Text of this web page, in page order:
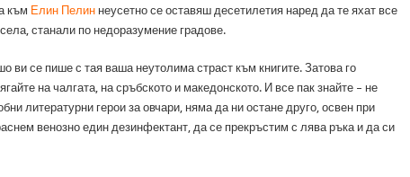
към Елин Пелиннеусетно се оставяш десетилетия наред да те яхат все
станали по недоразумение градове.
ви се пише с тая ваша неутолима страст към книгите. Затова го
на чалгата, на сръбското и македонското. И все пак знайте – не
литературни герои за овчари, няма да ни остане друго, освен при
венозно един дезинфектант, да се прекръстим с лява ръка и да си